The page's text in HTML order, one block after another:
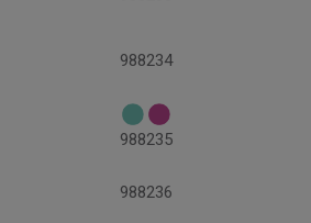
988234
988235
988236